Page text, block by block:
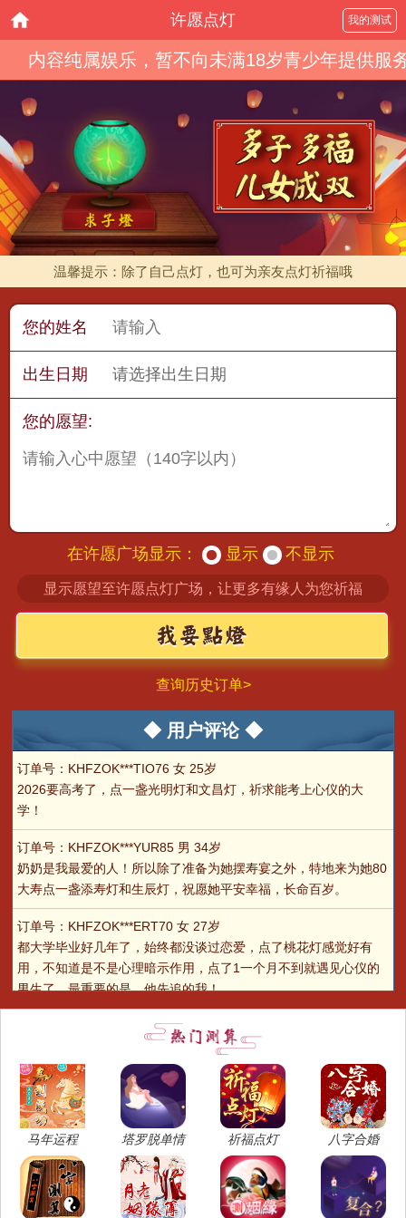
许愿点灯 我的测试
内容纯属娱乐，暂不向未满18岁青少年提供服
温馨提示：除了自己点灯，也可为亲友点灯祈福哦
您的姓名
出生日期
您的愿望:
在许愿广场显示： 显示 不显示
显示愿望至许愿点灯广场，让更多有缘人为您祈福
查询历史订单>
◆ 用户评论 ◆
订单号：KHFZOK***TIO76 女 25岁
2026要高考了，点一盏光明灯和文昌灯，祈求能考上心仪的大
学！
订单号：KHFZOK***YUR85 男 34岁
奶奶是我最爱的人！所以除了准备为她摆寿宴之外，特地来为她80
大寿点一盏添寿灯和生辰灯，祝愿她平安幸福，长命百岁。
订单号：KHFZOK***ERT70 女 27岁
都大学毕业好几年了，始终都没谈过恋爱，点了桃花灯感觉好有
用，不知道是不是心理暗示作用，点了1一个月不到就遇见心仪的
男生了，最重要的是，他先追的我！
订单号：KHFZOK***ACL22 女 26岁
我就是典型的颜值不够，衣着打扮、行为举止来凑。男生的综合评
价分跟这个测试结果差不多吧！
订单号：KHFZOK***FTH45 女 22岁
对自己的评价一直不够高，可能因为我是完美主义吧，这个影响了
我的自信，所以总是不能很自如地展现自我魅力。估计我在两性关
系上，就这一个bug了~
订单号：KHFZOK***REG34 男 30岁
马年运程 塔罗脱单情 祈福点灯 八字合婚